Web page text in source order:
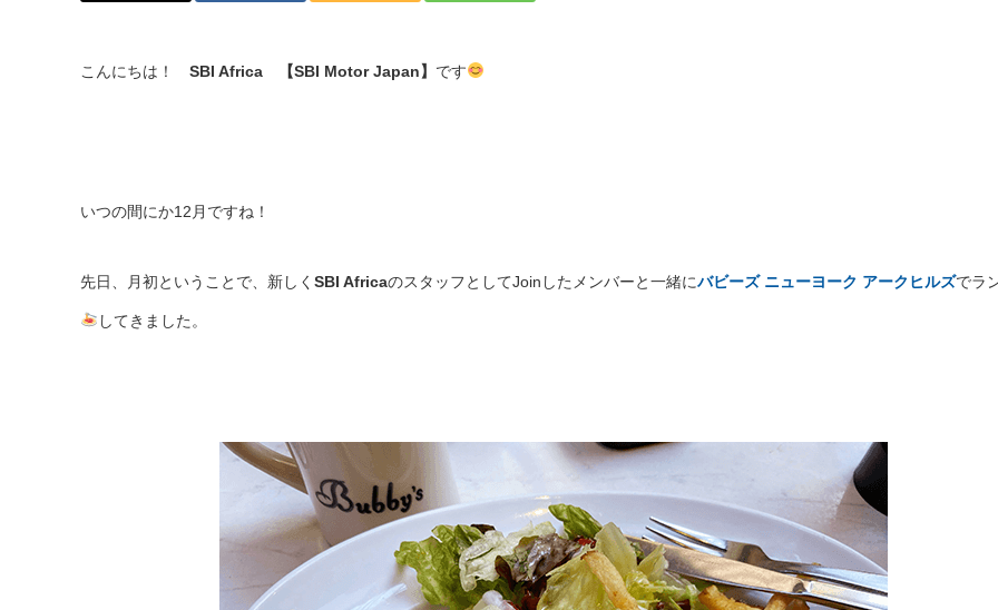
こんにちは！ SBI Africa 【SBI Motor Japan】 です
いつの間にか12月ですね！
先日、月初ということで、新しく SBI AfricaのスタッフとしてJoinしたメンバーと一緒にバビーズ ニューヨーク アークヒルズでラ
してきました。